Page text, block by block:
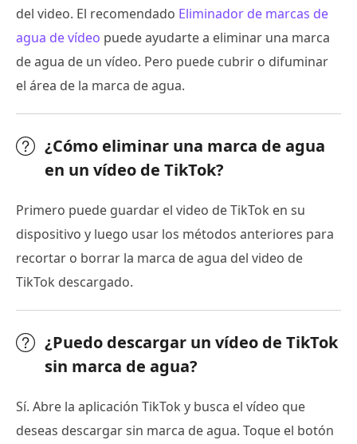
del video. El recomendado Eliminador de marcas de
agua de vídeo puede ayudarte a eliminar una marca
de agua de un vídeo. Pero puede cubrir o difuminar
el área de la marca de agua.
¿Cómo eliminar una marca de agua
en un vídeo de TikTok?
Primero puede guardar el video de TikTok en su
dispositivo y luego usar los métodos anteriores para
recortar o borrar la marca de agua del video de
TikTok descargado.
¿Puedo descargar un vídeo de TikTok
sin marca de agua?
Sí. Abre la aplicación TikTok y busca el vídeo que
deseas descargar sin marca de agua. Toque el botón